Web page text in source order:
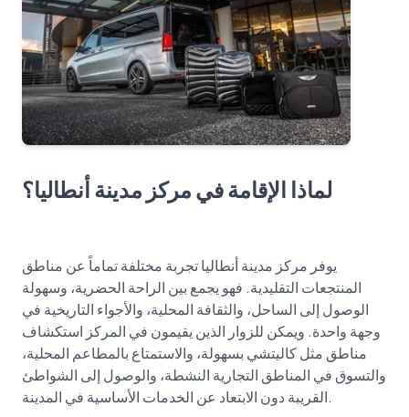
لماذا الإقامة في مركز مدينة أنطاليا؟
يوفر مركز مدينة أنطاليا تجربة مختلفة تماماً عن مناطق
المنتجعات التقليدية. فهو يجمع بين الراحة الحضرية، وسهولة
الوصول إلى الساحل، والثقافة المحلية، والأجواء التاريخية في
وجهة واحدة. ويمكن للزوار الذين يقيمون في المركز استكشاف
مناطق مثل كاليتشي بسهولة، والاستمتاع بالمطاعم المحلية،
والتسوق في المناطق التجارية النشطة، والوصول إلى الشواطئ
القريبة دون الابتعاد عن الخدمات الأساسية في المدينة.